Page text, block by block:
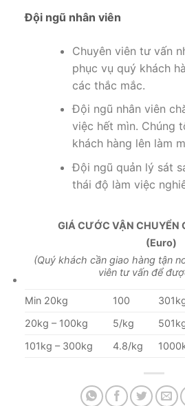
Đội ngũ nhân viên
Chuyên viên tư vấn
phục vụ quý khách
các thắc mắc.
Đội ngũ nhân viên
việc hết mìn. Chúng
khách hàng lên làm
Đội ngũ quản lý sát
thái độ làm việc
GIÁ CƯỚC VẬN CHUYỂN
(Euro)
(Quý khách cần giao hàng tận
viên tư vấn để
Min 20kg 100
20kg – 100kg
5/kg
101kg – 300kg
4.8/kg